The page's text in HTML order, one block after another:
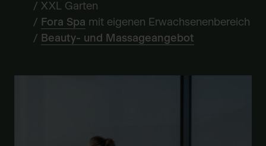
/ XXL Garten
/ Fora Spa mit eigenen Erwachsenenbereich
/ Beauty- und Massageangebot